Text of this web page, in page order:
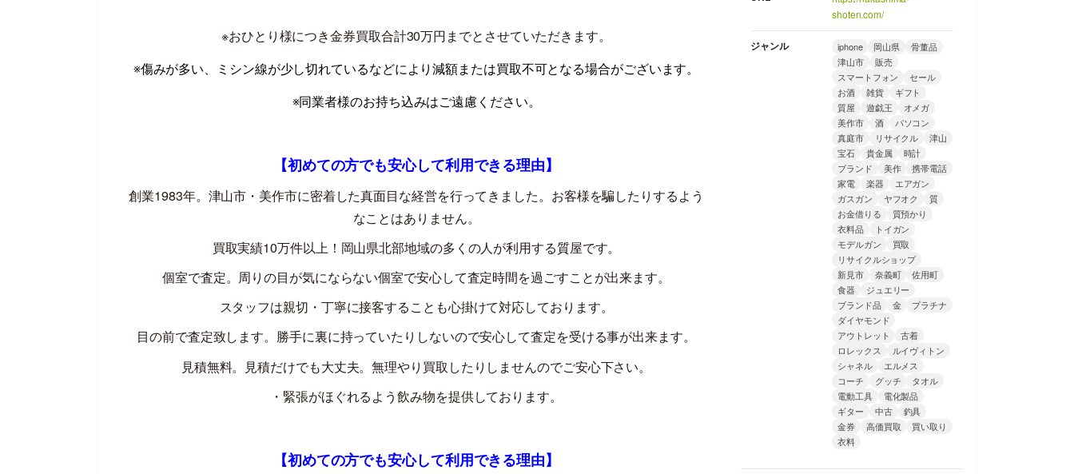
※おひとり様につき金券買取合計30万円までとさせていただきます。
※傷みが多い、ミシン線が少し切れているなどにより減額または買取不可となる場合がございます。
※同業者様のお持ち込みはご遠慮ください。
【初めての方でも安心して利用できる理由】
創業1983年。津山市・美作市に密着した真面目な経営を行ってきました。お客様を騙したりするよう
なことはありません。
買取実績10万件以上！岡山県北部地域の多くの人が利用する質屋です。
個室で査定。周りの目が気にならない個室で安心して査定時間を過ごすことが出来ます。
スタッフは親切・丁寧に接客することも心掛けて対応しております。
目の前で査定致します。勝手に裏に持っていたりしないので安心して査定を受ける事が出来ます。
見積無料。見積だけでも大丈夫。無理やり買取したりしませんのでご安心下さい。
・緊張がほぐれるよう飲み物を提供しております。
【初めての方でも安心して利用できる理由】
shoten.com/
ジャンル iphone 岡山県
骨董品
津山市
販売
スマートフォン
セール
お酒
雑貨
ギフト
質屋
遊戯王
オメガ
美作市
酒
パソコン
真庭市
リサイクル
津山
宝石
貴金属
時計
ブランド
美作
携帯電話
家電
楽器
エアガン
ガスガン
ヤフオク
質
お金借りる
質預かり
衣料品
トイガン
モデルガン
買取
リサイクルショップ
新見市
奈義町
佐用町
食器
ジュエリー
ブランド品
金
プラチナ
ダイヤモンド
アウトレット
古着
ロレックス
ルイヴィトン
シャネル
エルメス
コーチ
グッチ
タオル
電動工具
電化製品
ギター
中古
釣具
金券
高価買取
買い取り
衣料